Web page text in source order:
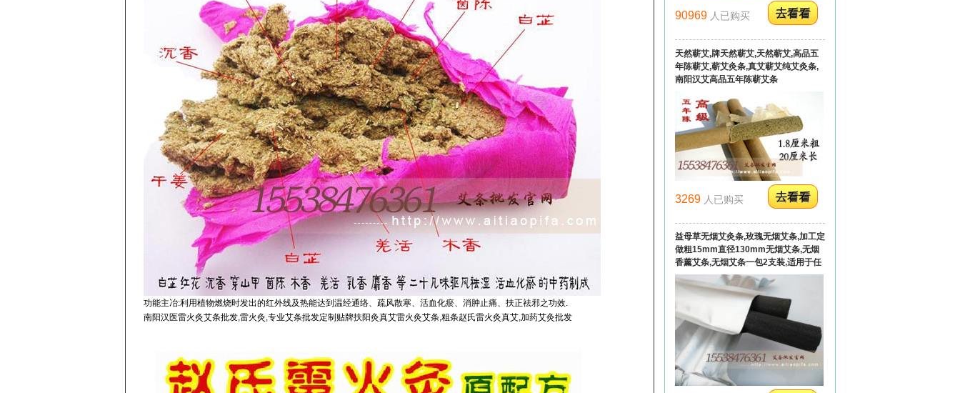
功能主冶:利用植物燃烧时发出的红外线及热能达到温经通络、疏风散寒、活血化瘀、消肿止痛、扶正祛邪之功效.
南阳汉医雷火灸艾条批发,雷火灸,专业艾条批发定制贴牌扶阳灸真艾雷火灸艾条,粗条赵氏雷火灸真艾,加药艾灸批发
90969 人已购买
天然蕲艾,牌天然蕲艾,天然蕲艾,高品五
年陈蕲艾,蕲艾灸条,真艾蕲艾纯艾灸条,
南阳汉艾高品五年陈蕲艾条
3269 人已购买
益母草无烟艾灸条,玫瑰无烟艾条,加工定
做粗15mm直径130mm无烟艾条,无烟
香薰艾条,无烟艾条一包2支装,适用于任
何艾灸器,悬灸仪艾条,立体艾灸器无烟艾
条,乳灸仪无烟艾条,艾灸凳用艾条,艾灸
床用无烟艾条批发订做